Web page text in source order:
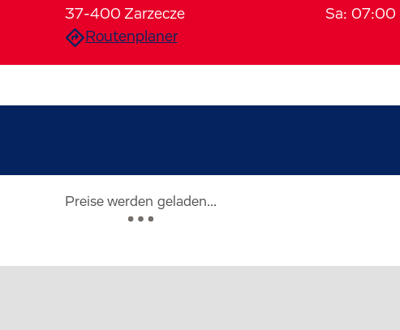
37-400 Zarzecze
Routenplaner
Sa: 07:00
Preise werden geladen...